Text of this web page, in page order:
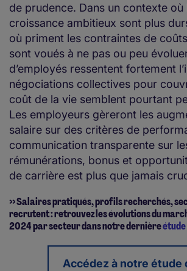
de prudence. Dans un contexte
croissance ambitieux sont plus
où priment les contraintes de
sont voués à ne pas ou peu
d’employés ressentent fortement
négociations collectives pour
coût de la vie semblent pourtant
Les employeurs gèreront les
salaire sur des critères de
communication transparente sur
rémunérations, bonus et
de carrière est plus que jamais
>> Salaires pratiqués, profils recherchés,
recrutent : retrouvez les évolutions du
2024 par secteur dans notre dernière
Accédez à notre étude